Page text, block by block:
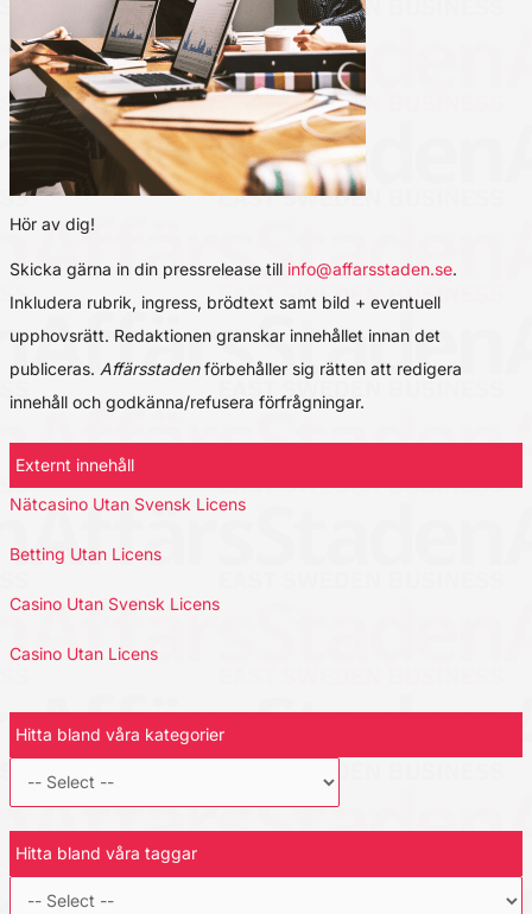
Hör av dig!
Skicka gärna in din pressrelease till info@affarsstaden.se.
Inkludera rubrik, ingress, brödtext samt bild + eventuell
upphovsrätt. Redaktionen granskar innehållet innan det
publiceras. Affärsstadenförbehåller sig rätten att redigera
innehåll och godkänna/refusera förfrågningar.
Externt innehåll
Nätcasino Utan Svensk Licens
Betting Utan Licens
Casino Utan Svensk Licens
Casino Utan Licens
Hitta bland våra kategorier
Hitta bland våra taggar